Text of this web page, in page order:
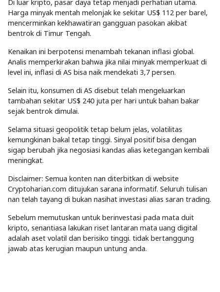
Di luar kripto, pasar daya tetap menjadi perhatian utama.
Harga minyak mentah melonjak ke sekitar US$ 112 per barel,
mencerminkan kekhawatiran gangguan pasokan akibat
bentrok di Timur Tengah.
Kenaikan ini berpotensi menambah tekanan inflasi global.
Analis memperkirakan bahwa jika nilai minyak memperkuat di
level ini, inflasi di AS bisa naik mendekati 3,7 persen.
Selain itu, konsumen di AS disebut telah mengeluarkan
tambahan sekitar US$ 240 juta per hari untuk bahan bakar
sejak bentrok dimulai.
Selama situasi geopolitik tetap belum jelas, volatilitas
kemungkinan bakal tetap tinggi. Sinyal positif bisa dengan
sigap berubah jika negosiasi kandas alias ketegangan kembali
meningkat.
Disclaimer: Semua konten nan diterbitkan di website
Cryptoharian.com ditujukan sarana informatif. Seluruh tulisan
nan telah tayang di bukan nasihat investasi alias saran trading.
Sebelum memutuskan untuk berinvestasi pada mata duit
kripto, senantiasa lakukan riset lantaran mata uang digital
adalah aset volatil dan berisiko tinggi. tidak bertanggung
jawab atas kerugian maupun untung anda.